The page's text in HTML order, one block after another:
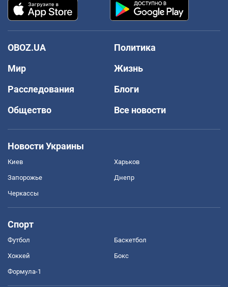
OBOZ.UA
Политика
Мир
Жизнь
Расследования
Блоги
Общество
Все новости
Новости Украины
Киев Харьков
Запорожье Днепр
Черкассы
Спорт
Футбол Баскетбол
Хоккей Бокс
Формула-1